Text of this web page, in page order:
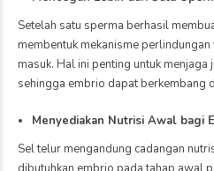
Tidak semua kista ovarium
Beberapa jenis kista berikut
yaitu:
siklus menstruasi dan dapat
Kista dermoid, yaitu kista jinak
Kista cystadenoma, yaitu kista